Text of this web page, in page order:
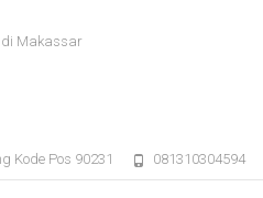
di Makassar
Kode Pos 90231 081310304594